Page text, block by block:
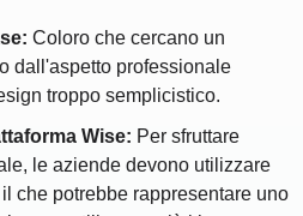
Coloro che cercano un
dall'aspetto professionale
troppo semplicistico.
Wise: Per sfruttare
le aziende devono utilizzare
che potrebbe rappresentare uno